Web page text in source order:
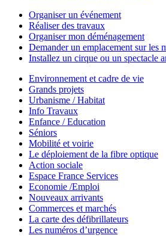
Organiser un événement
Réaliser des travaux
Organiser mon déménagement
Demander un emplacement sur les
Installez un cirque ou un spectacle
Environnement et cadre de vie
Grands projets
Urbanisme / Habitat
Info Travaux
Enfance / Education
Séniors
Mobilité et voirie
Le déploiement de la fibre optique
Action sociale
Espace France Services
Economie /Emploi
Nouveaux arrivants
Commerces et marchés
La carte des défibrillateurs
Les numéros d’urgence